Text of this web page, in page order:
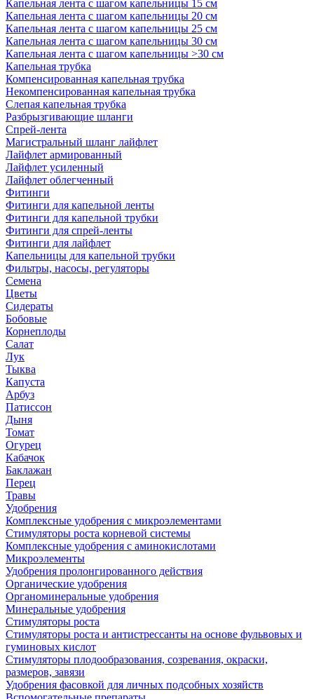
Капельная лента с шагом капельницы 15 см
Капельная лента с шагом капельницы 20 см
Капельная лента с шагом капельницы 25 см
Капельная лента с шагом капельницы 30 см
Капельная лента с шагом капельницы >30 см
Капельная трубка
Компенсированная капельная трубка
Некомпенсированная капельная трубка
Слепая капельная трубка
Разбрызгивающие шланги
Спрей-лента
Магистральный шланг лайфлет
Лайфлет армированный
Лайфлет усиленный
Лайфлет облегченный
Фитинги
Фитинги для капельной ленты
Фитинги для капельной трубки
Фитинги для спрей-ленты
Фитинги для лайфлет
Капельницы для капельной трубки
Фильтры, насосы, регуляторы
Семена
Цветы
Сидераты
Бобовые
Корнеплоды
Салат
Лук
Тыква
Капуста
Арбуз
Патиссон
Дыня
Томат
Огурец
Кабачок
Баклажан
Перец
Травы
Удобрения
Комплексные удобрения с микроэлементами
Стимуляторы роста корневой системы
Комплексные удобрения с аминокислотами
Микроэлементы
Удобрения пролонгированного действия
Органические удобрения
Органоминеральные удобрения
Минеральные удобрения
Стимуляторы роста
Стимуляторы роста и антистрессанты на основе фульвовых и
гуминовых кислот
Стимуляторы плодообразования, созревания, окраски,
размеров, завязи
Удобрения фасовкой для личных подсобных хозяйств